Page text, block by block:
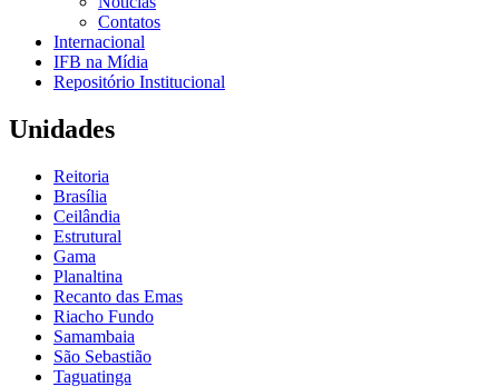
Contatos
Internacional
IFB na Mídia
Repositório Institucional
Unidades
Reitoria
Brasília
Ceilândia
Estrutural
Gama
Planaltina
Recanto das Emas
Riacho Fundo
Samambaia
São Sebastião
Taguatinga